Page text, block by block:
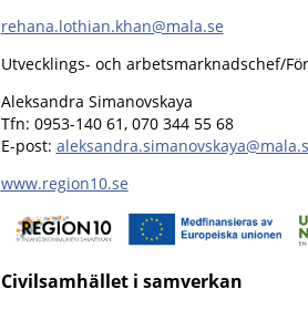
rehana.lothian.khan@mala.se
Utvecklings- och arbetsmarknadschef/
Aleksandra Simanovskaya
Tfn: 0953-140 61, 070 344 55 68
E-post:
www.region10.se
Civilsamhället i samverkan